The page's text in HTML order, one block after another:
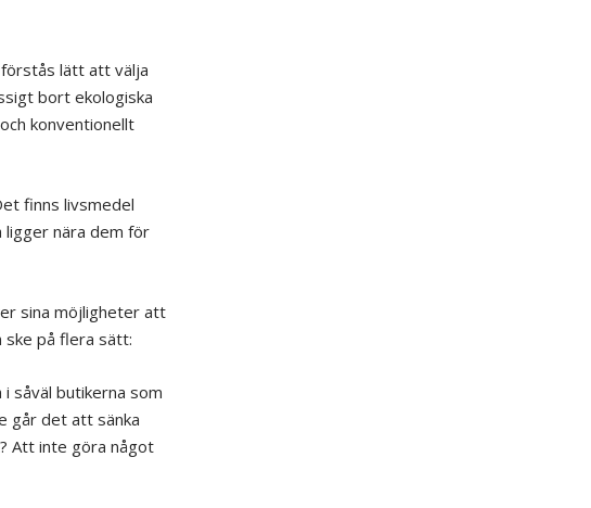
lätt att välja
bort ekologiska
konventionellt
finns livsmedel
ligger nära dem för
sina möjligheter att
ske på flera sätt:
såväl butikerna som
går det att sänka
Att inte göra något